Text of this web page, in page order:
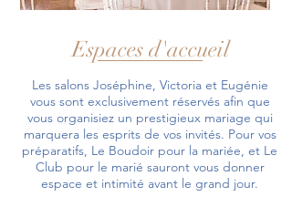
Espaces d'accueil
Les salons Joséphine, Victoria et Eugénie
vous sont exclusivement réservés afin que
vous organisiez un prestigieux mariage qui
marquera les esprits de vos invités. Pour vos
préparatifs, Le Boudoir pour la mariée, et Le
Club pour le marié sauront vous donner
espace et intimité avant le grand jour.